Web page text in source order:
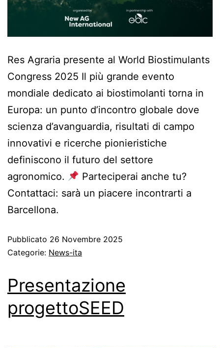
Res Agraria presente al World Biostimulants
Congress 2025 Il più grande evento
mondiale dedicato ai biostimolanti torna in
Europa: un punto d’incontro globale dove
scienza d’avanguardia, risultati di campo
innovativi e ricerche pionieristiche
definiscono il futuro del settore
agronomico.
Parteciperai anche tu?
Contattaci: sarà un piacere incontrarti a
Barcellona.
Pubblicato 26 Novembre 2025
Categorie: News-ita
Presentazione
progettoSEED